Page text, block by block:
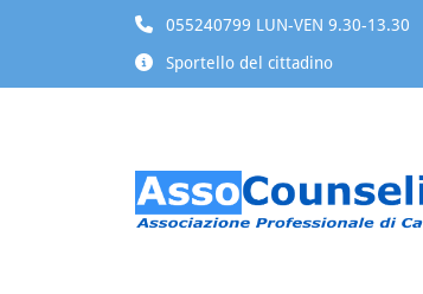
055240799 LUN-VEN 9.30-13.30
Sportello del cittadino